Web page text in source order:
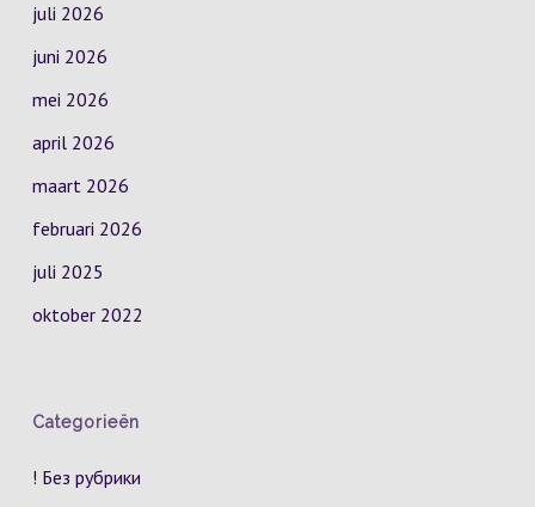
juli 2026
juni 2026
mei 2026
april 2026
maart 2026
februari 2026
juli 2025
oktober 2022
Categorieën
! Без рубрики